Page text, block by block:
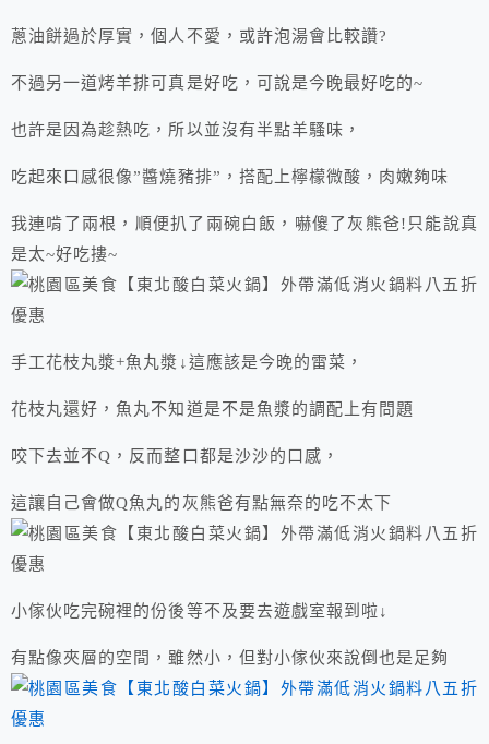
蔥油餅過於厚實，個人不愛，或許泡湯會比較讚?
不過另一道烤羊排可真是好吃，可說是今晚最好吃的~
也許是因為趁熱吃，所以並沒有半點羊騷味，
吃起來口感很像”醬燒豬排”，搭配上檸檬微酸，肉嫩夠味
我連啃了兩根，順便扒了兩碗白飯，嚇傻了灰熊爸!只能說真
是太~好吃摟~
手工花枝丸漿+魚丸漿↓這應該是今晚的雷菜，
花枝丸還好，魚丸不知道是不是魚漿的調配上有問題
咬下去並不Q，反而整口都是沙沙的口感，
這讓自己會做Q魚丸的灰熊爸有點無奈的吃不太下
小傢伙吃完碗裡的份後等不及要去遊戲室報到啦↓
有點像夾層的空間，雖然小，但對小傢伙來說倒也是足夠